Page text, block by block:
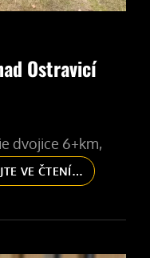
Ostravicí
dvojice 6+km,
VE ČTENÍ… GEROY
2022
FRÝDLANT
OSTRAVICÍ